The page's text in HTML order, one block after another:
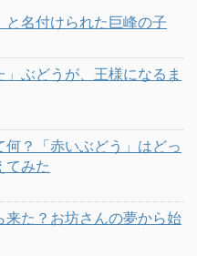
と名付けられた巨峰の子
ぶどうが、王様になるま
？「赤いぶどう」はどっ
てみた
来た？お坊さんの夢から始